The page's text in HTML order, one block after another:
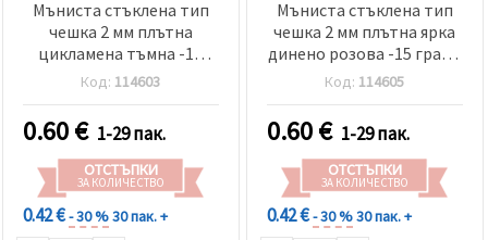
Мъниста стъклена тип
чешка 2 мм плътна
цикламена тъмна -15
грама ~2050 броя
Код: 114603
0.60€ 1-29 пак.
ОТСТЪПКИ
ЗА КОЛИЧЕСТВО
0.42 €- 30 %30 пак. +
Мъниста стъклена тип
чешка 2 мм плътна ярка
динено розова -15 грама
~2050 броя
Код: 114605
0.60€ 1-29 пак.
ОТСТЪПКИ
ЗА КОЛИЧЕСТВО
0.42 €- 30 %30 пак. +